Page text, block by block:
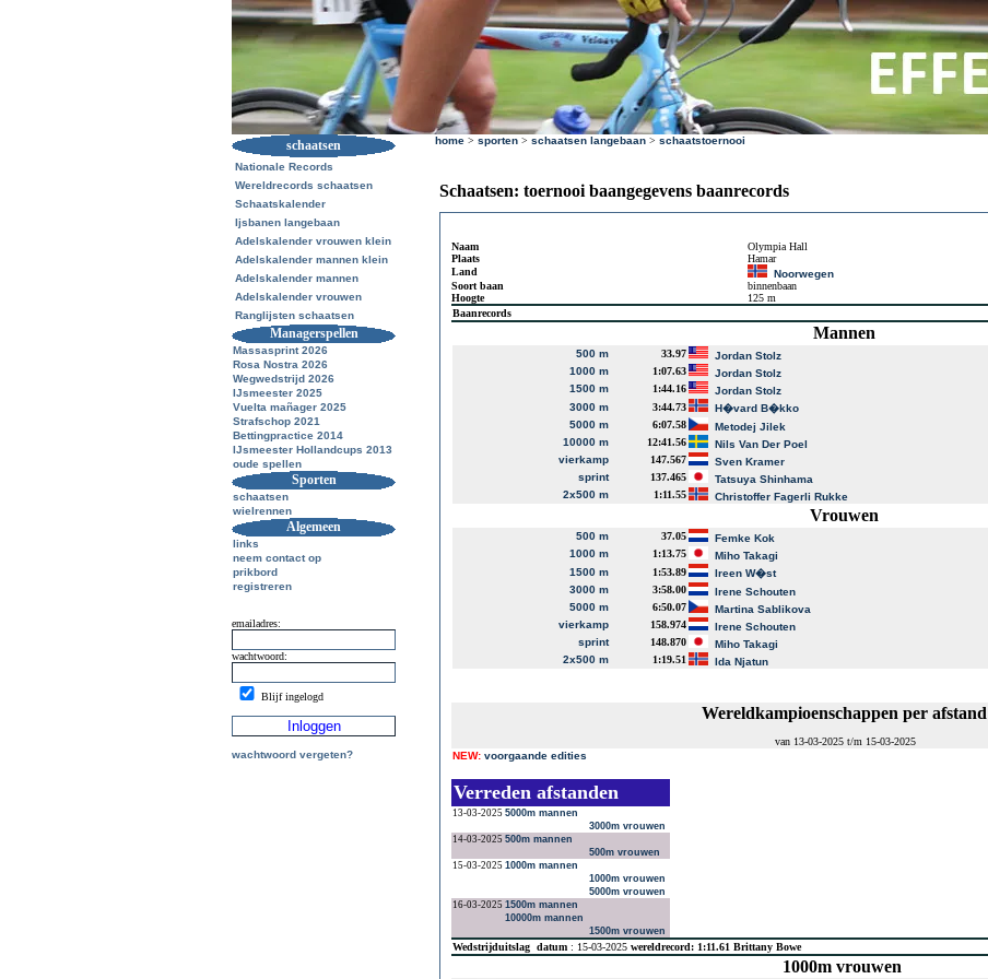
schaatsen
Nationale Records
Wereldrecords schaatsen
Schaatskalender
Ijsbanen langebaan
Adelskalender vrouwen klein
Adelskalender mannen klein
Adelskalender mannen
Adelskalender vrouwen
Ranglijsten schaatsen
Managerspellen
Massasprint 2026
Rosa Nostra 2026
Wegwedstrijd 2026
IJsmeester 2025
Vuelta mañager 2025
Strafschop 2021
Bettingpractice 2014
IJsmeester Hollandcups 2013
oude spellen
Sporten
schaatsen
wielrennen
Algemeen
links
neem contact op
prikbord
registreren
emailadres:
wachtwoord:
Blijf ingelogd
wachtwoord vergeten?
home > sporten > schaatsen langebaan > schaatstoernooi
Schaatsen: toernooi baangegevens baanrecords
Naam
Olympia Hall
Plaats
Hamar
Land
Noorwegen
Soort baan
binnenbaan
Hoogte
125 m
Baanrecords
Mannen
500 m 33.97 Jordan Stolz
1000 m
1:07.63 Jordan Stolz
1500 m
1:44.16 Jordan Stolz
3000 m
3:44.73 H�vard B�kko
5000 m
6:07.58 Metodej Jilek
10000 m
12:41.56 Nils Van Der Poel
vierkamp
147.567 Sven Kramer
sprint
137.465 Tatsuya Shinhama
2x500 m
1:11.55 Christoffer Fagerli Rukke
Vrouwen
500 m 37.05 Femke Kok
1000 m
1:13.75 Miho Takagi
1500 m
1:53.89 Ireen W�st
3000 m
3:58.00 Irene Schouten
5000 m
6:50.07 Martina Sablikova
vierkamp
158.974 Irene Schouten
sprint
148.870 Miho Takagi
2x500 m
1:19.51 Ida Njatun
Wereldkampioenschappen per afstand
van 13-03-2025 t/m 15-03-2025
NEW: voorgaande edities
Verreden afstanden
13-03-2025 5000m mannen
3000m vrouwen
14-03-2025 500m mannen
500m vrouwen
15-03-2025 1000m mannen
1000m vrouwen
5000m vrouwen
16-03-2025 1500m mannen
10000m mannen
1500m vrouwen
Wedstrijduitslag datum : 15-03-2025 wereldrecord: 1:11.61 Brittany Bowe
1000m vrouwen